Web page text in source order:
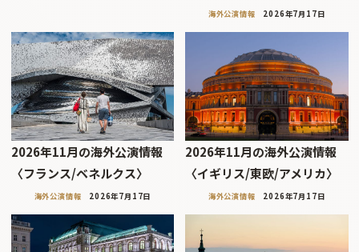
海外公演情報 2026年7月17日
2026年11月の海外公演情報
〈フランス/ベネルクス〉
海外公演情報 2026年7月17日
2026年11月の海外公演情報
〈イギリス/東欧/アメリカ〉
海外公演情報 2026年7月17日